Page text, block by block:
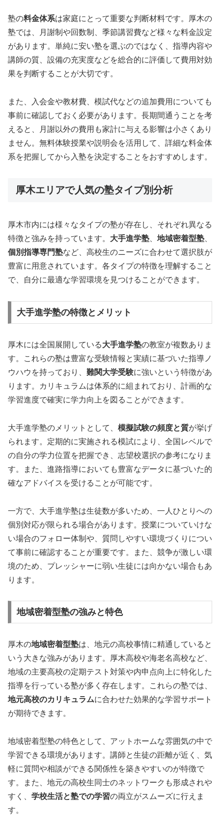
塾の料金体系は家庭にとって重要な判断材料です。厚木の
塾では、月謝制や回数制、季節講習費など様々な料金設定
があります。単純に安い塾を選ぶのではなく、指導内容や
講師の質、設備の充実度などを総合的に評価して費用対効
果を判断することが大切です。
また、入会金や教材費、模試代などの追加費用についても
事前に確認しておく必要があります。長期間通うことを考
えると、月謝以外の費用も家計に与える影響は小さくあり
ません。無料体験授業や説明会を活用して、詳細な料金体
系を把握してから入塾を決定することをおすすめします。
厚木エリアで人気の塾タイプ別分析
厚木市内には様々なタイプの塾が存在し、それぞれ異なる
特徴と強みを持っています。 大手進学塾、 地域密着型塾、
個別指導専門塾など、高校生のニーズに合わせて選択肢が
豊富に用意されています。各タイプの特徴を理解すること
で、自分に最適な学習環境を見つけることができます。
大手進学塾の特徴とメリット
厚木には全国展開している大手進学塾の教室が複数ありま
す。これらの塾は豊富な受験情報と実績に基づいた指導ノ
ウハウを持っており、 難関大学受験に強いという特徴があ
ります。カリキュラムは体系的に組まれており、計画的な
学習進度で確実に学力向上を図ることができます。
大手進学塾のメリットとして、 模擬試験の頻度と質が挙げ
られます。定期的に実施される模試により、全国レベルで
の自分の学力位置を把握でき、志望校選択の参考になりま
す。また、進路指導においても豊富なデータに基づいた的
確なアドバイスを受けることが可能です。
一方で、大手進学塾は生徒数が多いため、一人ひとりへの
個別対応が限られる場合があります。授業についていけな
い場合のフォロー体制や、質問しやすい環境づくりについ
て事前に確認することが重要です。また、競争が激しい環
境のため、プレッシャーに弱い生徒には向かない場合もあ
ります。
地域密着型塾の強みと特色
厚木の地域密着型塾は、地元の高校事情に精通していると
いう大きな強みがあります。厚木高校や海老名高校など、
地域の主要高校の定期テスト対策や内申点向上に特化した
指導を行っている塾が多く存在します。これらの塾では、
地元高校のカリキュラムに合わせた効果的な学習サポート
が期待できます。
地域密着型塾の特色として、アットホームな雰囲気の中で
学習できる環境があります。講師と生徒の距離が近く、気
軽に質問や相談ができる関係性を築きやすいのが特徴で
す。また、地元の高校生同士のネットワークも形成されや
すく、 学校生活と塾での学習の両立がスムーズに行えま
す。